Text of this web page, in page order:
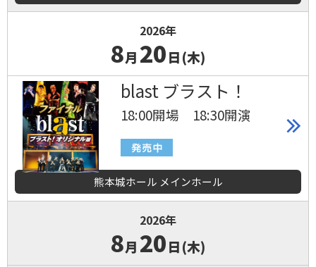
2026年
8月 20日(木)
blast ブラスト！
18:00開場 18:30開演
熊本城ホール メインホール
2026年
8月 20日(木)